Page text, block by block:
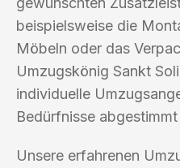
beispielsweise die
Möbeln oder das
Umzugskönig Sankt
individuelle
Bedürfnisse abgestimmt
Unsere erfahrenen